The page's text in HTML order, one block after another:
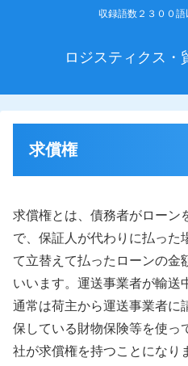
収録語数２３００
ロジスティクス・
求償権
求償権とは、債務者がローン
で、保証人が代わりに払った
て立替えて払ったローンの金
いいます。運送事業者が輸送
通常は荷主から運送事業者に
保している財物保険等を使っ
社が求償権を持つことになり